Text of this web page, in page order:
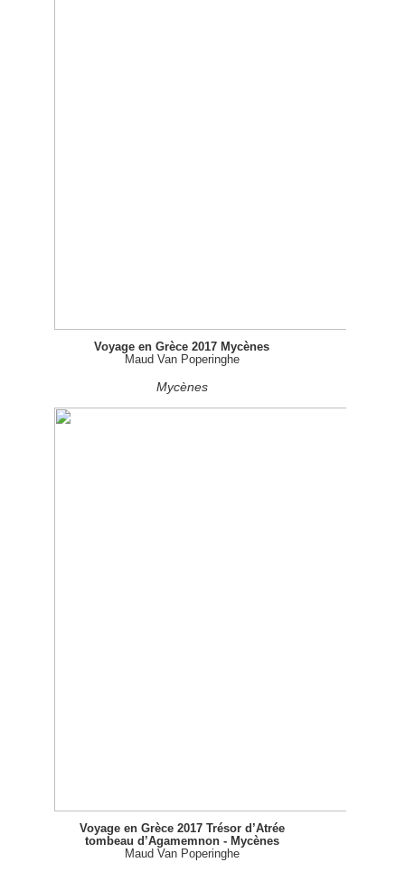
Voyage en Grèce 2017 Mycènes
Maud Van Poperinghe
Mycènes
Voyage en Grèce 2017 Trésor d’Atrée
tombeau d’Agamemnon - Mycènes
Maud Van Poperinghe